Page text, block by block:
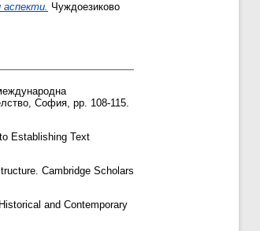
Чуждоезиково
София, pp. 108-115.
Establishing Text
Cambridge Scholars
and Contemporary